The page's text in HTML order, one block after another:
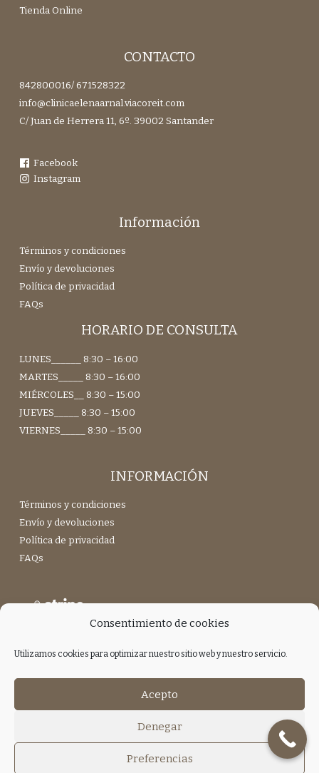
Consentimiento de cookies
Utilizamos cookies para optimizar nuestro sitio web y nuestro servicio.
Acepto
Denegar
Preferencias
Tienda Online
CONTACTO
842800016/ 671528322
info@clinicaelenaarnal.viacoreit.com
C/ Juan de Herrera 11, 6º. 39002 Santander
Facebook
Instagram
Información
Términos y condiciones
Envío y devoluciones
Política de privacidad
FAQs
HORARIO DE CONSULTA
LUNES______ 8:30 – 16:00
MARTES_____ 8:30 – 16:00
MIÉRCOLES__ 8:30 – 15:00
JUEVES_____ 8:30 – 15:00
VIERNES_____ 8:30 – 15:00
INFORMACIÓN
Términos y condiciones
Envío y devoluciones
Política de privacidad
FAQs